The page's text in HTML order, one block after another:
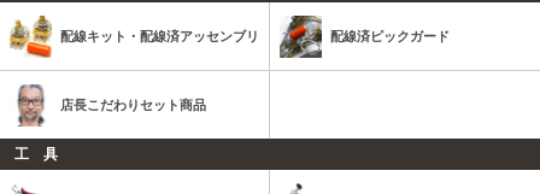
配線キット・配線済アッセンブリ 配線済ピックガード
店長こだわりセット商品
工 具